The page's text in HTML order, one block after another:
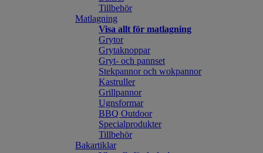
Tillbehör
Matlagning
Visa allt för matlagning
Grytor
Grytaknoppar
Gryt- och pannset
Stekpannor och wokpannor
Kastruller
Grillpannor
Ugnsformar
BBQ Outdoor
Specialprodukter
Tillbehör
Bakartiklar